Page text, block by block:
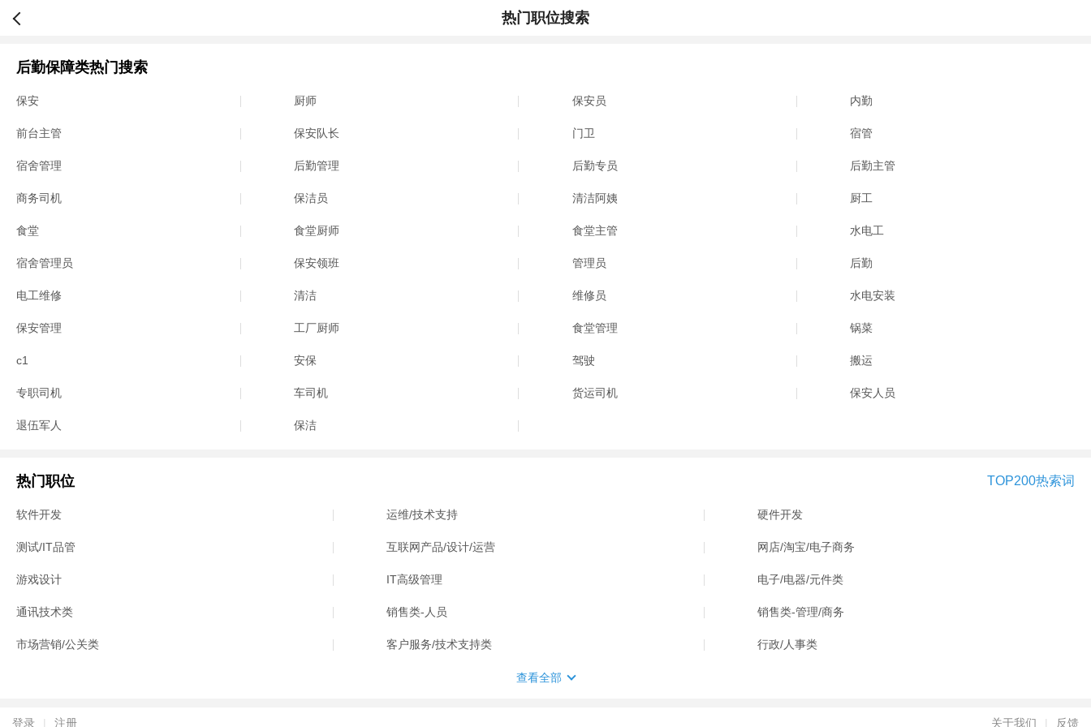
热门职位搜索
后勤保障类热门搜索
保安 厨师 保安员 内勤
前台主管 保安队长 门卫 宿管
宿舍管理 后勤管理 后勤专员 后勤主管
商务司机 保洁员 清洁阿姨 厨工
食堂 食堂厨师 食堂主管 水电工
宿舍管理员 保安领班 管理员 后勤
电工维修 清洁 维修员 水电安装
保安管理 工厂厨师 食堂管理 锅菜
c1 安保 驾驶 搬运
专职司机 车司机 货运司机 保安人员
退伍军人 保洁
热门职位 TOP200热索词
软件开发 运维/技术支持 硬件开发
测试/IT品管 互联网产品/设计/运营 网店/淘宝/电子商务
游戏设计 IT高级管理 电子/电器/元件类
通讯技术类 销售类-人员 销售类-管理/商务
市场营销/公关类 客户服务/技术支持类 行政/人事类
查看全部
登录 | 注册 关于我们 | 反馈